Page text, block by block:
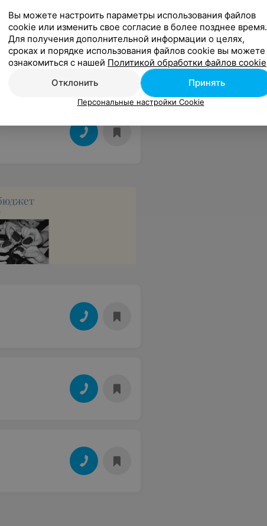
Вы можете настроить параметры использования файлов
cookie или изменить свое согласие в более позднее время.
Для получения дополнительной информации о целях,
сроках и порядке использования файлов cookie вы можете
ознакомиться с нашей Политикой обработки файлов cookie
Отклонить
Принять
Персональные настройки Cookie